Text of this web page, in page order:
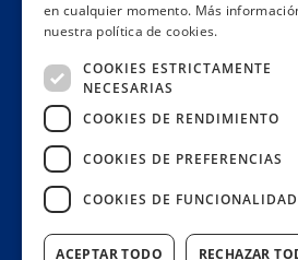
Dirección de correo
contacto@civio.es
en cualquier momento. Más
nuestra política de cookies.
COOKIES ESTRICTAMENTE
NECESARIAS
COOKIES DE RENDIMIENTO
COOKIES DE PREFERENCIAS
COOKIES DE FUNCIONALIDAD
ACEPTAR TODO RECHAZAR